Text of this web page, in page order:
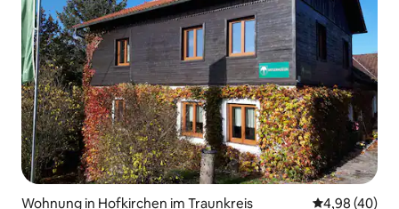
Wohnung in Hofkirchen im Traunkreis
4,98 (40)